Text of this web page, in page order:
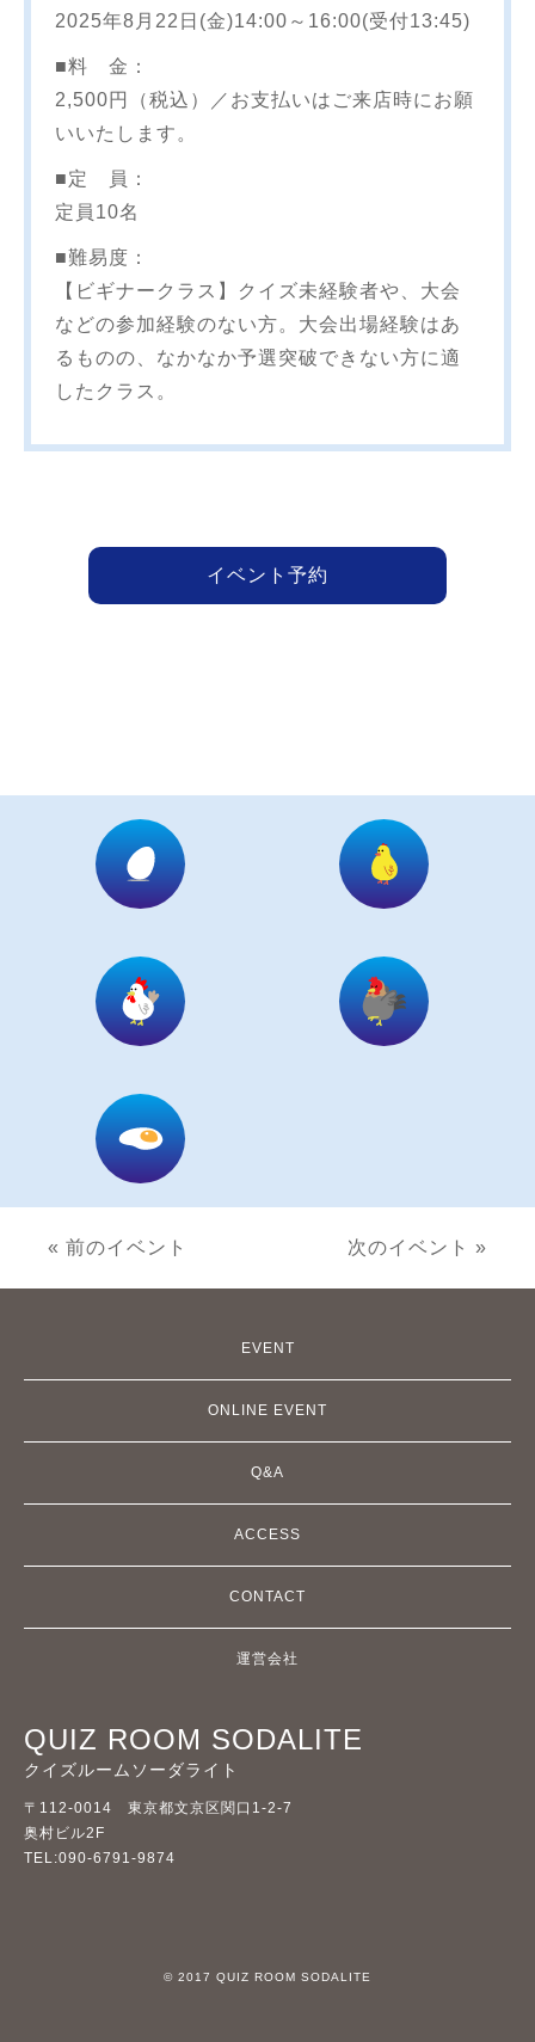
2025年8月22日(金)14:00～16:00(受付13:45)
■料 金：
2,500円（税込）／お支払いはご来店時にお願
いいたします。
■定 員：
定員10名
■難易度：
【ビギナークラス】クイズ未経験者や、大会
などの参加経験のない方。大会出場経験はあ
るものの、なかなか予選突破できない方に適
したクラス。
イベント予約
« 前のイベント 次のイベント »
EVENT
ONLINE EVENT
Q&A
ACCESS
CONTACT
運営会社
QUIZ ROOM SODALITE
クイズルームソーダライト
〒112-0014 東京都文京区関口1-2-7
奥村ビル2F
TEL:090-6791-9874
© 2017 QUIZ ROOM SODALITE